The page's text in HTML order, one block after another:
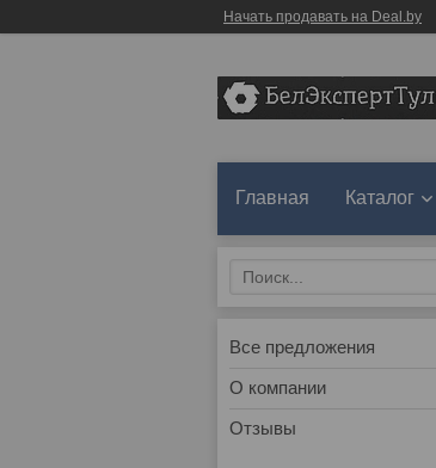
Начать продавать на Deal.by
Главная Каталог
Все предложения
О компании
Отзывы